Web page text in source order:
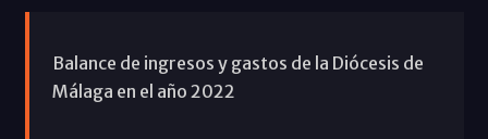
Balance de ingresos y gastos de la Diócesis de
Málaga en el año 2022